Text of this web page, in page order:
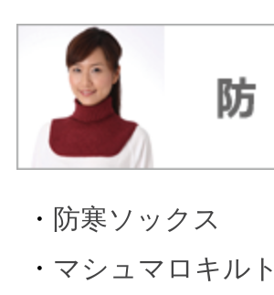
・ 防寒ソックス
・ マシュマロキル